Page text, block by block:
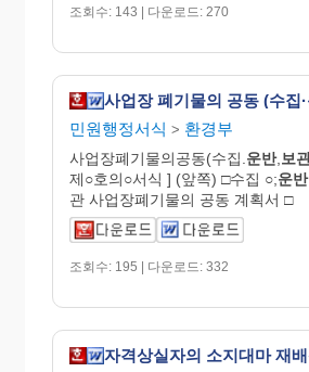
조회수: 143 | 다운로드: 270
민원행정서식 > 환경부
사업장폐기물의공동(수집. 운반, 보
제○호의○서식 ] (앞쪽) □수집 ○;운반
관 사업장폐기물의 공동 계획서 □
조회수: 195 | 다운로드: 332
자격상실자의 소지대마 재